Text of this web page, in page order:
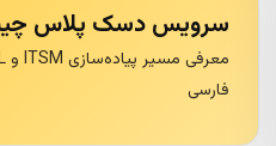
سرویس دسک پلاس
فارسی